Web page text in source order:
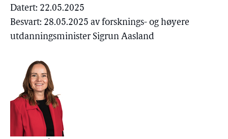
Datert: 22.05.2025
Besvart: 28.05.2025 av forsknings- og høyere
utdanningsminister Sigrun Aasland